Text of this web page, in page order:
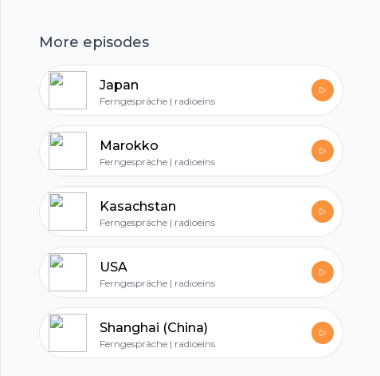
More episodes
Japan
Ferngespräche | radioeins
Marokko
Ferngespräche | radioeins
Kasachstan
Ferngespräche | radioeins
USA
Ferngespräche | radioeins
Shanghai (China)
Ferngespräche | radioeins
hubhopper
All in one podcasting platform.
Start my podcast